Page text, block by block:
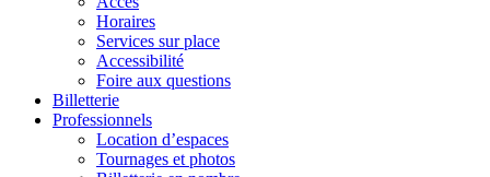
Horaires
Services sur place
Accessibilité
Foire aux questions
Billetterie
Professionnels
Location d’espaces
Tournages et photos